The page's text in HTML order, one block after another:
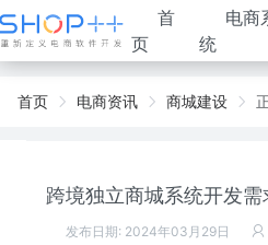
首
页
电商
统
首页 电商资讯 商城建设
跨境独立商城系统开发需
发布日期: 2024年03月29日